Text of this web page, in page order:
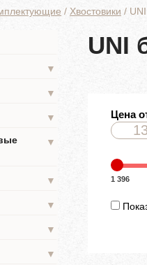
/ Хвостовики /
▼
▼
▼
▼
▼
▼
▼
▼
UNI
Цена
1 396